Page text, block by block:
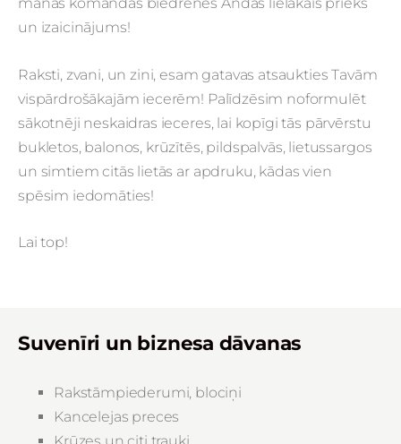
un izaicinājums!
Raksti, zvani, un zini, esam gatavas atsaukties Tavām
vispārdrošākajām iecerēm! Palīdzēsim noformulēt
sākotnēji neskaidras ieceres, lai kopīgi tās pārvērstu
bukletos, balonos, krūzītēs, pildspalvās, lietussargos
un simtiem citās lietās ar apdruku, kādas vien
spēsim iedomāties!
Lai top!
Suvenīri un biznesa dāvanas
Rakstāmpiederumi, blociņi
Kancelejas preces